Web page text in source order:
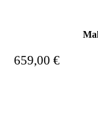
659,00 €